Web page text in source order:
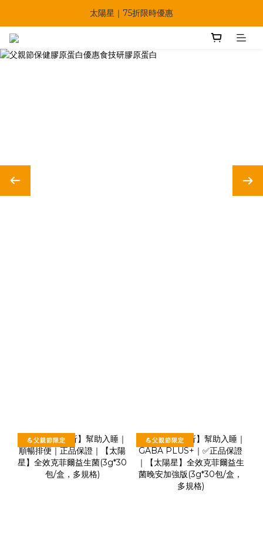
🔥父親節多重優惠一次享！
太陽星｜75折限時優惠
💪父親節限定 💪父親節限定